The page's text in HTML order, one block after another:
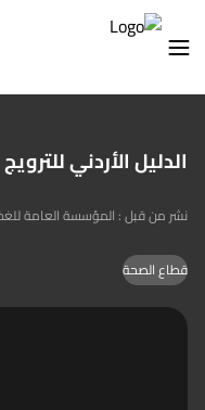
الاستبيانات و استطلاعات
البيانات المفتوحة
تواصل معنا
الدليل الأردني
نشر من قبل : المؤسسة العامة
قطاع الصحة